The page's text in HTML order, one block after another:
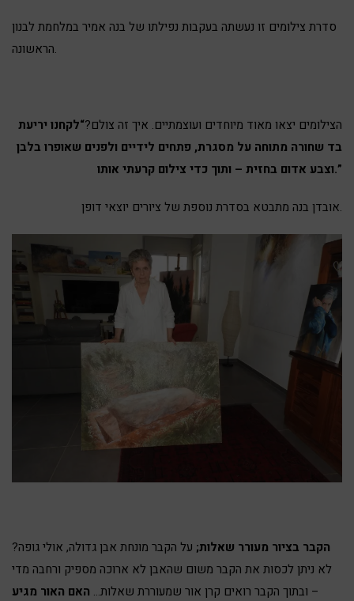
סדרת צילומים זו נעשתה בעקבות נפילתו של בנה אמיר במלחמת לבנון
הראשונה.
הצילומים יצאו מאוד מיוחדים ועוצמתיים. איך זה צולם?“לקחנו יריעת
בד שחורה מתוחה על מסגרת, פתחים לידיים ולפנים שאופרו בלבן
וצבע אדום בחזית – ותוך כדי צילום קרעתי אותו.”
אובדן בנה מתבטא בסדרת נוספת של ציורים יוצאי דופן.
הקבר בציור מעורר שאלות; על הקבר מונחת אבן גדולה, אולי גופה?
לא ניתן לכסות את הקבר משום שהאבן לא ארוכה מספיק ורחבה מדי
– ובתוך הקבר רואים קרן אור שמעוררת שאלות… האם האור מגיע